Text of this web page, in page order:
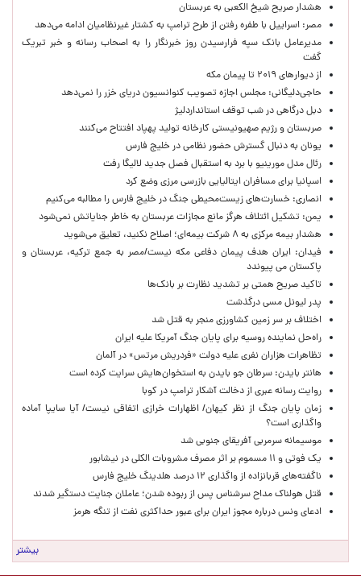
هشدار صریح شیخ الکعبی به عربستان
مصر: اسراییل با طفره رفتن از طرح ترامپ به کشتار غیرنظامیان ادامه می‌دهد
مدیرعامل بانک سپه فرارسیدن روز خبرنگار را به اصحاب رسانه و خبر تبریک
گفت
از دیوارهای ۲۰۱۹ تا پیمان مکه
حاجی‌دلیگانی: مجلس اجازه تصویب کنوانسیون دریای خزر را نمی‌دهد
دبل درگاهی در شب توقف استانداردلیژ
صربستان و رژیم صهیونیستی کارخانه تولید پهپاد افتتاح می‌کنند
یونان به دنبال گسترش حضور نظامی در خلیج فارس
رئال مدل مورینیو با برد به استقبال فصل جدید لالیگا رفت
اسپانیا برای مسافران ایتالیایی بازرسی مرزی وضع کرد
انصاری: خسارت‌های زیست‌محیطی جنگ در خلیج فارس را مطالبه‌ می‌کنیم
یمن: تشکیل ائتلاف هرگز مانع مجازات عربستان به خاطر جنایاتش نمی‌شود
هشدار بیمه مرکزی به ۸ شرکت بیمه‌ای؛ اصلاح نکنید، تعلیق می‌شوید
فیدان: ایران هدف پیمان دفاعی مکه نیست/مصر به جمع ترکیه، عربستان و
پاکستان می پیوندد
تاکید صریح همتی بر تشدید نظارت بر بانک‌ها
پدر لیونل مسی درگذشت
اختلاف بر سر زمین کشاورزی منجر به قتل شد
راه‌حل نماینده روسیه برای پایان جنگ آمریکا علیه ایران
تظاهرات هزاران نفری علیه دولت «فردریش مرتس» در آلمان
هانتر بایدن: سرطان جو بایدن به استخوان‌هایش سرایت کرده است
روایت رسانه عبری از دخالت آشکار ترامپ در کوبا
زمان پایان جنگ از نظر کیهان/ اظهارات خرازی اتفاقی نیست/ آیا سایپا آماده
واگذاری است؟
موسیمانه سرمربی آفریقای جنوبی شد
یک فوتی و ۱۱ مسموم بر اثر مصرف مشروبات الکلی در نیشابور
ناگفته‌های قربانزاده از واگذاری ۱۲ درصد هلدینگ خلیج فارس
قتل هولناک مداح سرشناس پس از ربوده شدن؛ عاملان جنایت دستگیر شدند
ادعای ونس درباره مجوز ایران برای عبور حداکثری نفت از تنگه هرمز
بیشتر